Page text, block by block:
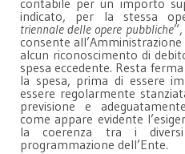
contabile per un importo
indicato, per la stessa
triennale delle opere pubbliche
consente
alcun riconoscimento di
spesa eccedente. Resta
la spesa, prima di essere
essere regolarmente
previsione e
come appare evidente
la coerenza tra i
programmazione dell’Ente.